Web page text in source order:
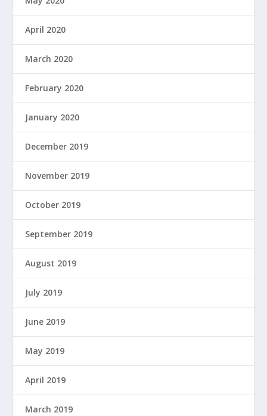
April 2020
March 2020
February 2020
January 2020
December 2019
November 2019
October 2019
September 2019
August 2019
July 2019
June 2019
May 2019
April 2019
March 2019